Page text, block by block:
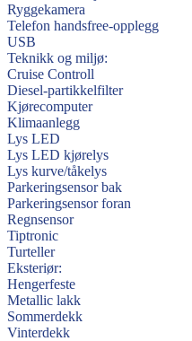
Ryggekamera
Telefon handsfree-opplegg
USB
Teknikk og miljø:
Cruise Controll
Diesel-partikkelfilter
Kjørecomputer
Klimaanlegg
Lys LED
Lys LED kjørelys
Lys kurve/tåkelys
Parkeringsensor bak
Parkeringsensor foran
Regnsensor
Tiptronic
Turteller
Eksteriør:
Hengerfeste
Metallic lakk
Sommerdekk
Vinterdekk